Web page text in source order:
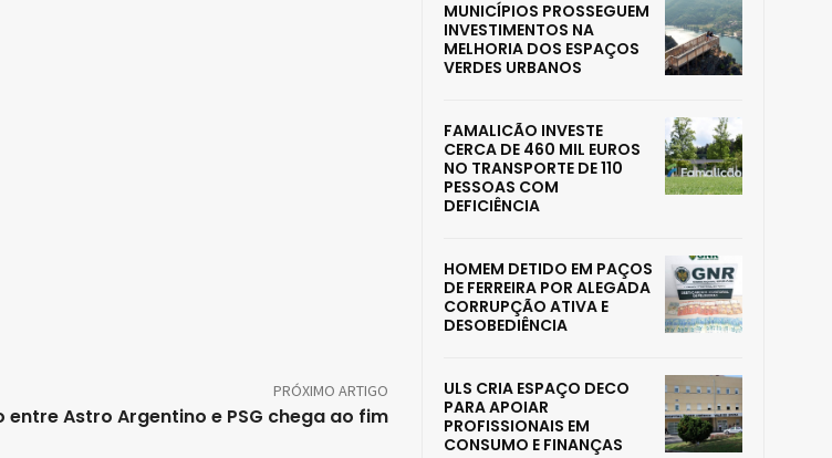
PRÓXIMO ARTIGO
entre Astro Argentino e PSG chega ao fim
MUNICÍPIOS PROSSEGUEM
INVESTIMENTOS NA
MELHORIA DOS ESPAÇOS
VERDES URBANOS
FAMALICÃO INVESTE
CERCA DE 460 MIL EUROS
NO TRANSPORTE DE 110
PESSOAS COM
DEFICIÊNCIA
HOMEM DETIDO EM PAÇOS
DE FERREIRA POR ALEGADA
CORRUPÇÃO ATIVA E
DESOBEDIÊNCIA
ULS CRIA ESPAÇO DECO
PARA APOIAR
PROFISSIONAIS EM
CONSUMO E FINANÇAS